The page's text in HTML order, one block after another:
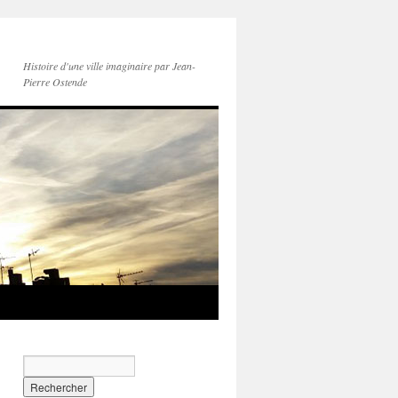
Histoire d'une ville imaginaire par Jean-
Pierre Ostende